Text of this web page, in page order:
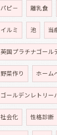
パピ－ 離乳食
イルミ 池 当
英国プラチナゴール
野菜作り ホーム
ゴールデンレトリー
社会化 性格診断